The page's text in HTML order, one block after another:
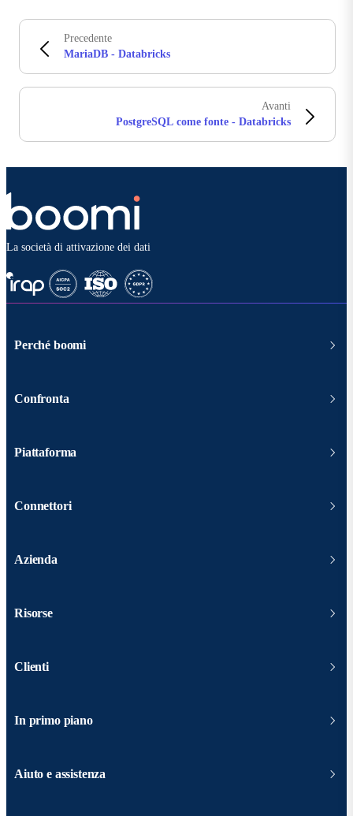
Precedente
MariaDB - Databricks
Avanti
PostgreSQL come fonte - Databricks
La società di attivazione dei dati
Perché boomi
Confronta
Piattaforma
Connettori
Azienda
Risorse
Clienti
In primo piano
Aiuto e assistenza